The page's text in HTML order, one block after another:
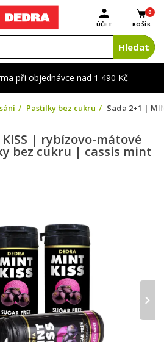
při objednávce nad 1 490 Kč
0
KOŠÍK
ÚČET
Hledat
Pastilky bez cukru Sada 2+1 |
| rybízovo-mátové
bez cukru | cassis mint
›